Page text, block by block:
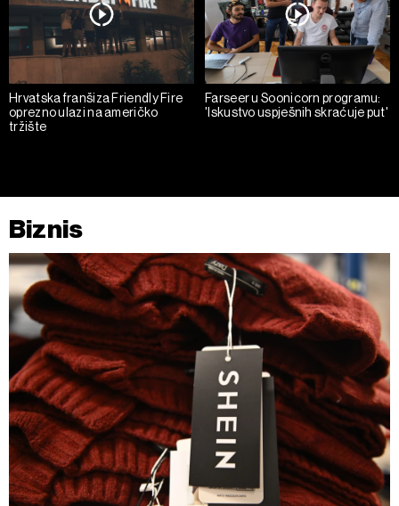
Hrvatska franšiza Friendly Fire
oprezno ulazi na američko
tržište
Farseer u Soonicorn programu:
'Iskustvo uspješnih skraćuje put'
Biznis